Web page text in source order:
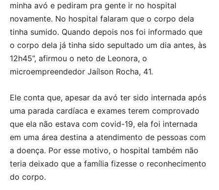
minha avó e pediram pra gente ir no hospital
novamente. No hospital falaram que o corpo dela
tinha sumido. Quando depois nos foi informado que
o corpo dela já tinha sido sepultado um dia antes, às
12h45”, afirmou o neto de Leonora, o
microempreendedor Jaílson Rocha, 41.
Ele conta que, apesar da avó ter sido internada após
uma parada cardíaca e exames terem comprovado
que ela não estava com covid-19, ela foi internada
em uma área destina a atendimento de pessoas com
a doença. Por esse motivo, o hospital também não
teria deixado que a família fizesse o reconhecimento
do corpo.